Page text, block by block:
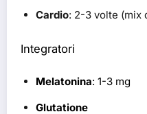
Cardio: 2-3 volte (mix
Integratori
Melatonina: 1-3 mg
Glutatione